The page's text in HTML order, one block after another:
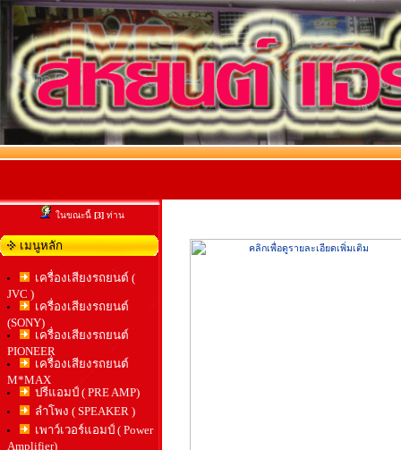
ในขณะนี้ [3]ท่าน
เมนูหลัก
เครื่องเสียงรถยนต์ (
JVC )
เครื่องเสียงรถยนต์
(SONY)
เครื่องเสียงรถยนต์
PIONEER
เครื่องเสียงรถยนต์
M*MAX
ปรีแอมป์ ( PRE AMP)
ลำโพง ( SPEAKER )
เพาว์เวอร์แอมป์ ( Power
Amplifier)